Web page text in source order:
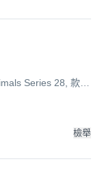
Series 28, 款式
檢舉